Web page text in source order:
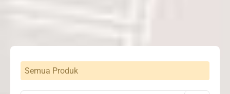
Semua Produk